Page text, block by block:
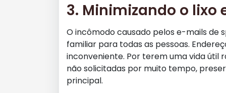
3. Minimizando o lixo
O incômodo causado pelos e-mails de
familiar para todas as pessoas.
inconveniente. Por terem uma vida útil
não solicitadas por muito tempo,
principal.